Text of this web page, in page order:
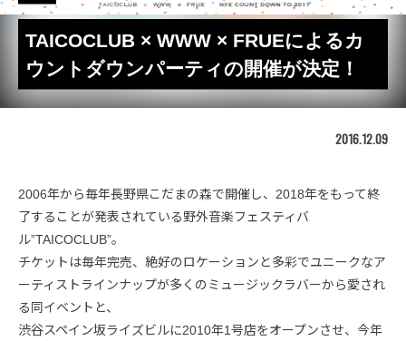
TAICOCLUB × WWW × FRUEによるカ
ウントダウンパーティの開催が決定！
2016.12.09
2006年から毎年長野県こだまの森で開催し、2018年をもって終
了することが発表されている野外音楽フェスティバ
ル”TAICOCLUB”。
チケットは毎年完売、絶好のロケーションと多彩でユニークなア
ーティストラインナップが多くのミュージックラバーから愛され
る同イベントと、
渋谷スペイン坂ライズビルに2010年1号店をオープンさせ、今年